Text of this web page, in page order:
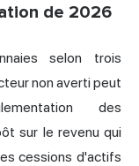
de 2026
selon trois
non averti peut
des
sur le revenu qui
cessions d'actifs